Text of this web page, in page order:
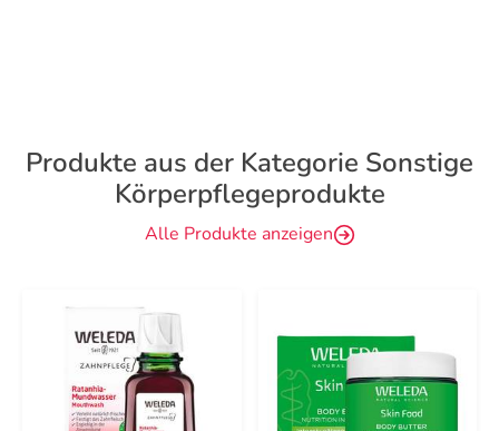
Produkte aus der Kategorie Sonstige
Körperpflegeprodukte
Alle Produkte anzeigen